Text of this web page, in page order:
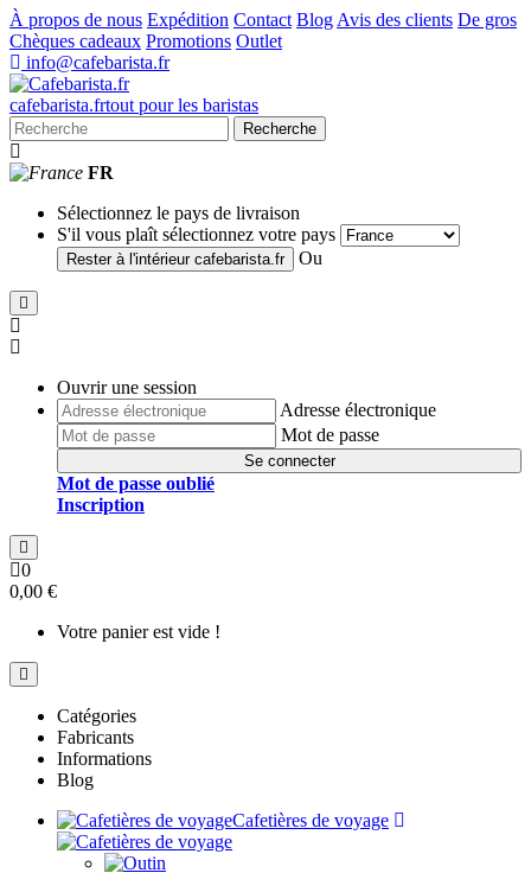
À propos de nous Expédition Contact Blog Avis des clients De gros
Chèques cadeaux Promotions Outlet
info@cafebarista.fr
cafebarista.frtout pour les baristas
Recherche
FR
Sélectionnez le pays de livraison
S'il vous plaît sélectionnez votre pays
Rester à l'intérieur cafebarista.fr Ou
Ouvrir une session
Adresse électronique
Mot de passe
Se connecter
Mot de passe oublié
Inscription
0
0,00 €
Votre panier est vide !
Catégories
Fabricants
Informations
Blog
Cafetières de voyage